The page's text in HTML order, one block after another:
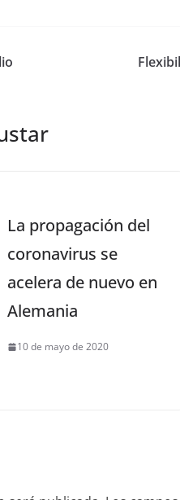
La propagación del
coronavirus se
acelera de nuevo en
Alemania
10 de mayo de 2020